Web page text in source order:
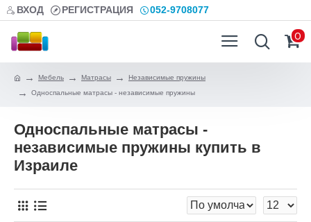
ВХОД РЕГИСТРАЦИЯ 052-9708077
0
Мебель Матрасы
Независимые пружины
Односпальные матрасы - независимые пружины
Односпальные матрасы -
независимые пружины купить в
Израиле